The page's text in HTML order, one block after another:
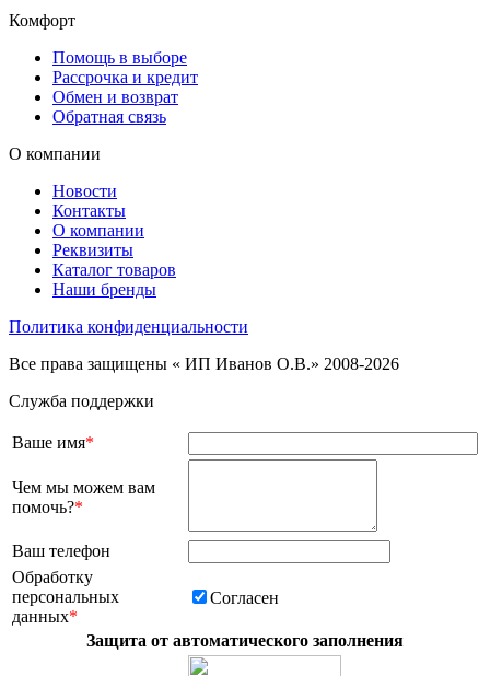
Комфорт
Помощь в выборе
Рассрочка и кредит
Обмен и возврат
Обратная связь
О компании
Новости
Контакты
О компании
Реквизиты
Каталог товаров
Наши бренды
Политика конфиденциальности
Все права защищены « ИП Иванов О.В.» 2008-2026
Служба поддержки
Ваше имя*
Чем мы можем вам
помочь?*
Ваш телефон
Обработку
персональных
данных*
Согласен
Защита от автоматического заполнения